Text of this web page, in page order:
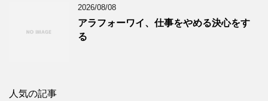
2026/08/08
アラフォーワイ、仕事をやめる決心をす
る
人気の記事